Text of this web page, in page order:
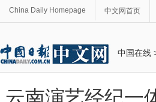
China Daily Homepage 中文网首页
中国在线